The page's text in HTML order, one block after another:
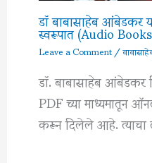
डॉ बाबासाहेब
स्वरूपात (Audio
Leave a Comment/
डॉ. बाबासाहेब आंबेडकर
PDF च्या माध्यमातून
करून दिलेले आहे.